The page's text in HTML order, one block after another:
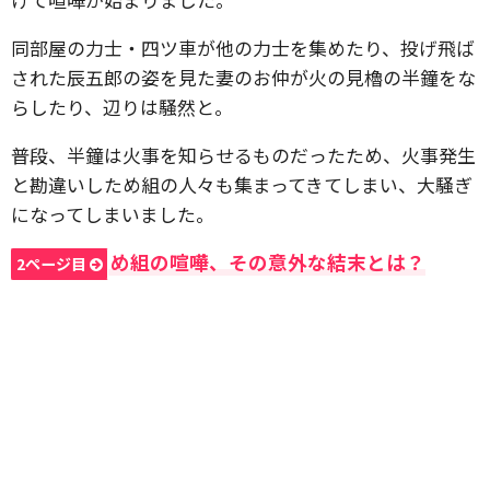
同部屋の力士・四ツ車が他の力士を集めたり、投げ飛ば
された辰五郎の姿を見た妻のお仲が火の見櫓の半鐘をな
らしたり、辺りは騒然と。
普段、半鐘は火事を知らせるものだったため、火事発生
と勘違いしため組の人々も集まってきてしまい、大騒ぎ
になってしまいました。
2ページ目 め組の喧嘩、その意外な結末とは？